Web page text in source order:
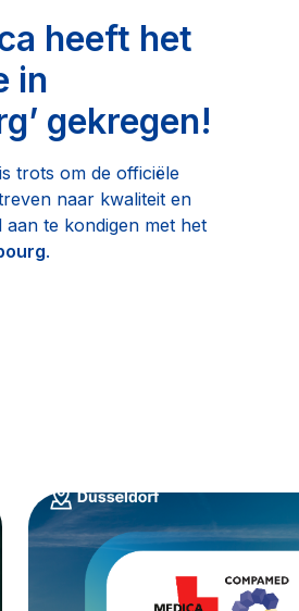
heeft het
in
gekregen!
trots om de officiële
naar kwaliteit en
aan te kondigen met het
.